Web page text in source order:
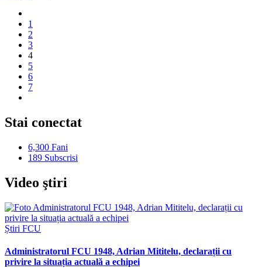
1
2
3
4
5
6
7
Stai conectat
6,300 Fani
189 Subscrisi
Video ştiri
Știri FCU
Administratorul FCU 1948, Adrian Mititelu, declarații cu
privire la situația actuală a echipei